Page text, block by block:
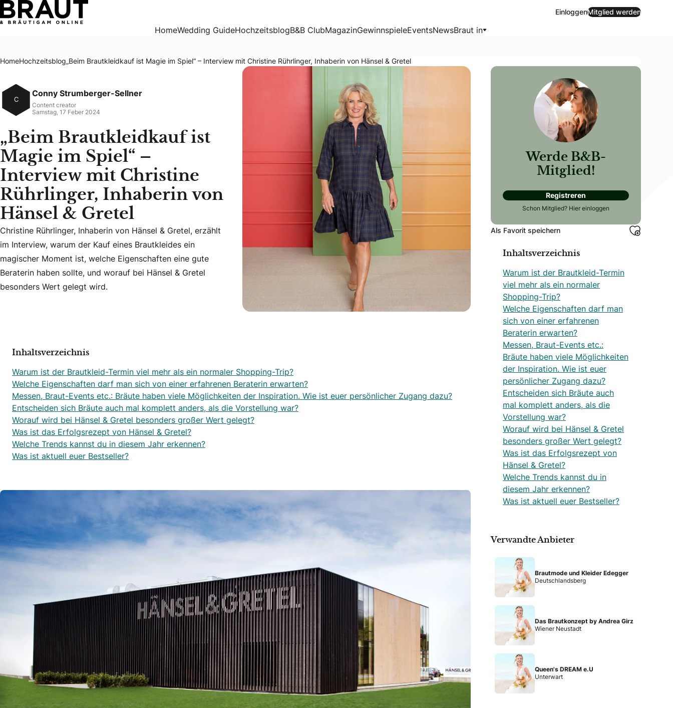
„Beim Brautkleidkauf ist Magie im Spiel“ – Interview mit Christine Rührlinger, Inhaberin von Hänsel & Gretel
EinloggenMitglied werden
HomeWedding GuideHochzeitsblogB&B ClubMagazinGewinnspieleEventsNewsBraut in
HomeHochzeitsblog„Beim Brautkleidkauf ist Magie im Spiel“ – Interview mit Christine Rührlinger, Inhaberin von Hänsel & Gretel
C
Conny Strumberger-Sellner
Content creator
Samstag, 17 Feber 2024
„Beim Brautkleidkauf ist
Magie im Spiel“ –
Interview mit Christine
Rührlinger, Inhaberin von
Hänsel & Gretel
Christine Rührlinger, Inhaberin von Hänsel & Gretel, erzählt im Interview, warum der Kauf eines Brautkleides ein magischer Moment ist, welche Eigenschaften eine gute
Christine Rührlinger, Inhaberin von Hänsel & Gretel, erzählt
im Interview, warum der Kauf eines Brautkleides ein
magischer Moment ist, welche Eigenschaften eine gute
Beraterin haben sollte, und worauf bei Hänsel & Gretel
besonders Wert gelegt wird.
Inhaltsverzeichnis
Warum ist der Brautkleid-Termin viel mehr als ein normaler Shopping-Trip?
Welche Eigenschaften darf man sich von einer erfahrenen Beraterin erwarten?
Messen, Braut-Events etc.: Bräute haben viele Möglichkeiten der Inspiration. Wie ist euer persönlicher Zugang dazu?
Entscheiden sich Bräute auch mal komplett anders, als die Vorstellung war?
Worauf wird bei Hänsel & Gretel besonders großer Wert gelegt?
Was ist das Erfolgsrezept von Hänsel & Gretel?
Welche Trends kannst du in diesem Jahr erkennen?
Was ist aktuell euer Bestseller?
Werde B&B-
Mitglied!
Registreren
Schon Mitglied? Hier einloggen
Als Favorit speichern
Inhaltsverzeichnis
Warum ist der Brautkleid-Termin
viel mehr als ein normaler
Shopping-Trip?
Welche Eigenschaften darf man
sich von einer erfahrenen
Beraterin erwarten?
Messen, Braut-Events etc.:
Bräute haben viele Möglichkeiten
der Inspiration. Wie ist euer
persönlicher Zugang dazu?
Entscheiden sich Bräute auch
mal komplett anders, als die
Vorstellung war?
Worauf wird bei Hänsel & Gretel
besonders großer Wert gelegt?
Was ist das Erfolgsrezept von
Hänsel & Gretel?
Welche Trends kannst du in
diesem Jahr erkennen?
Was ist aktuell euer Bestseller?
Verwandte Anbieter
Brautmode und Kleider Edegger
Deutschlandsberg
Das Brautkonzept by Andrea Girz
Wiener Neustadt
Queen's DREAM e.U
Unterwart